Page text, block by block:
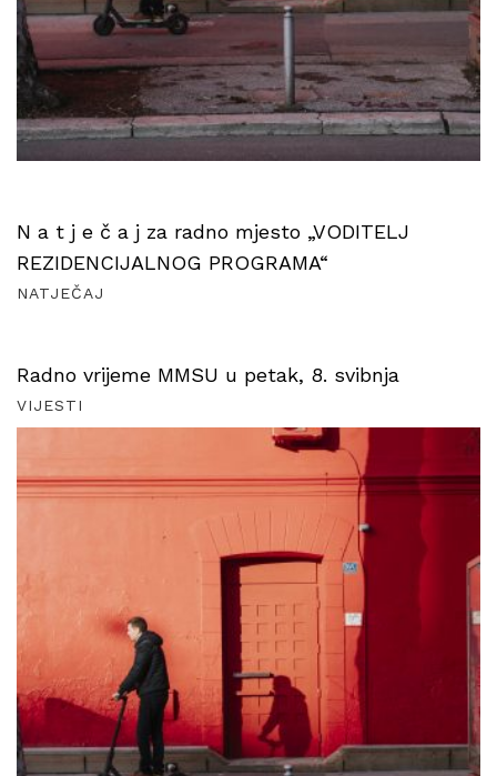
N a t j e č a j za radno mjesto „VODITELJ
REZIDENCIJALNOG PROGRAMA“
NATJEČAJ
Radno vrijeme MMSU u petak, 8. svibnja
VIJESTI